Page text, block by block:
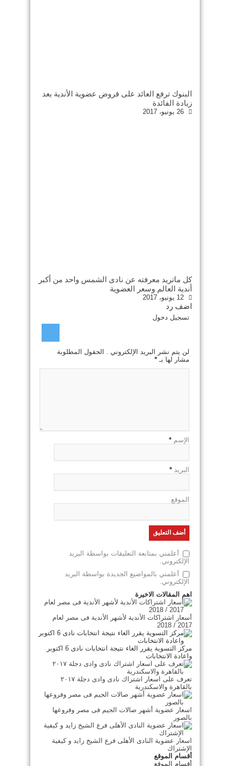
البنوك ترفع العائد على قروض عضوية الأندية بعد
زيادة الفائدة
26 يونيو، 2017
كل ماتريد معرفته عن نادى الشمس واحد من أكبر
أندية العالم وسعر العضوية
12 يونيو، 2017
اضف رد
تسجيل دخول
لن يتم نشر البريد الإلكتروني . الحقول المطلوبة
مشار لها بـ *
الإسم *
البريد *
الموقع
أعلمني بمتابعة التعليقات بواسطة البريد
الإلكتروني.
أعلمني بالمواضيع الجديدة بواسطة البريد
الإلكتروني.
اهم المقالات الاخيرة
أسعار اشتراكات الأندية لأشهر الأندية فى مصر لعام
2017 / 2018
مركز التسوية يقرر الغاء نتيجة انتخابات نادى 6 اكتوبر
واعادة الانتخابات
تعرف على اسعار اشتراك نادى وادى دجلة ٢٠١٧
بالقاهرة والاسكندرية
اسعار عضوية أشهر صالات الجيم فى مصر وفروعها
بالصور
اسعار عضوية النادى الأهلى فرع الشيخ زايد و كيفية
الإشتراك
أقسام الموقع
أقسام الموقع